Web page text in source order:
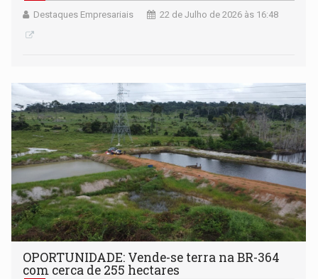
Destaques Empresariais 22 de Julho de 2026 às 16:48
OPORTUNIDADE: Vende-se terra na BR-364
com cerca de 255 hectares